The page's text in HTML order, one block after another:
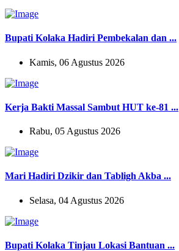
Bupati Kolaka Hadiri Pembekalan dan ...
Kamis, 06 Agustus 2026
Kerja Bakti Massal Sambut HUT ke-81 ...
Rabu, 05 Agustus 2026
Mari Hadiri Dzikir dan Tabligh Akba ...
Selasa, 04 Agustus 2026
Bupati Kolaka Tinjau Lokasi Bantuan ...